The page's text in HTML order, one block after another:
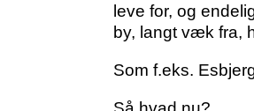
leve for, og
by, langt væk fra,
Som f.eks.